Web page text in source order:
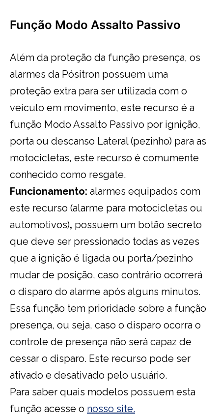
Função Modo Assalto Passivo
Além da proteção da função presença, os
alarmes da Pósitron possuem uma
proteção extra para ser utilizada com o
veículo em movimento, este recurso é a
função Modo Assalto Passivo por ignição,
porta ou descanso Lateral (pezinho) para as
motocicletas, este recurso é comumente
conhecido como resgate.
Funcionamento: alarmes equipados com
este recurso (alarme para motocicletas ou
automotivos), possuem um botão secreto
que deve ser pressionado todas as vezes
que a ignição é ligada ou porta/pezinho
mudar de posição, caso contrário ocorrerá
o disparo do alarme após alguns minutos.
Essa função tem prioridade sobre a função
presença, ou seja, caso o disparo ocorra o
controle de presença não será capaz de
cessar o disparo. Este recurso pode ser
ativado e desativado pelo usuário.
Para saber quais modelos possuem esta
função acesse o nosso site.